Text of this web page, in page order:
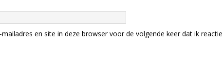
en site in deze browser voor de volgende keer dat ik